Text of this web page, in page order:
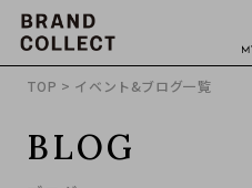
TOP > イベント&ブログ一覧
BLOG